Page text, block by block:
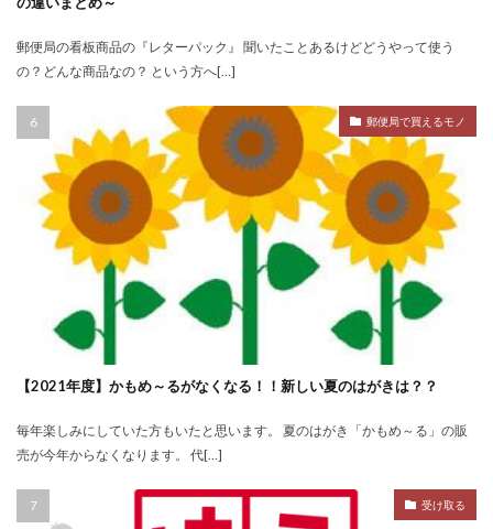
郵便局の看板商品の『レターパック』 聞いたことあるけどどうやって使う
の？どんな商品なの？ という方へ[…]
郵便局で買えるモノ
【2021年度】かもめ～るがなくなる！！新しい夏のはがきは？？
毎年楽しみにしていた方もいたと思います。 夏のはがき「かもめ～る」の販
売が今年からなくなります。 代[…]
受け取る